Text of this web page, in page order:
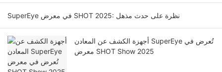
SuperEye في معرض SHOT 2025: نظرة على حدث مذهل
أجهزة الكشف عن المعادن SuperEye تُعرض في
معرض SHOT Show 2025